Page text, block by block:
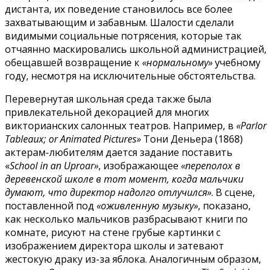
дистанта, их поведение становилось все более
захватывающим и забавным. Шалости сделали
видимыми социальные потрясения, которые так
отчаянно маскировались школьной администрацией,
обещавшей возвращение к«нормальному»учебному
году, несмотря на исключительные обстоятельства.
Перевернутая школьная среда также была
привлекательной декорацией для многих
викторианских салонных театров. Например, в «Parlor
Tableaux; or Animated Pictures» Тони Деньера (1868)
актерам-любителям дается задание поставить
«School in an Uproar», изображающее «переполох в
деревенской школе в тот момент, когда мальчики
думают, что директор надолго отлучился». В сцене,
поставленной под «оживленную музыку», показано,
как несколько мальчиков разбрасывают книги по
комнате, рисуют на стене грубые картинки с
изображением директора школы и затевают
жестокую драку из-за яблока. Аналогичным образом,